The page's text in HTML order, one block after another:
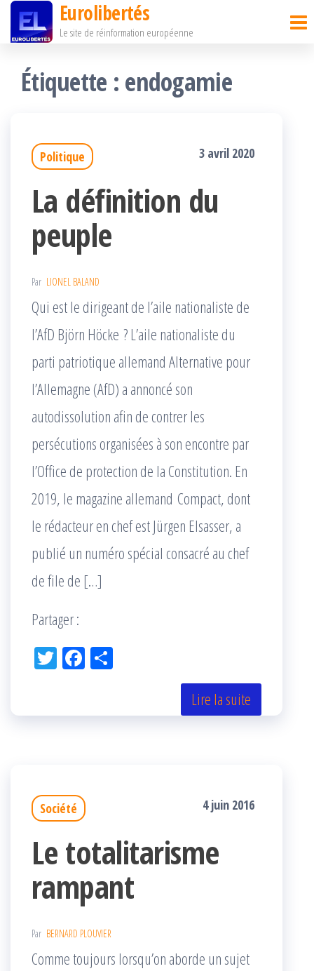
Passer
contenu
Eurolibertés
Le site de réinformation européenne
Étiquette : endogamie
Politique 3 avril 2020
La définition du
peuple
Par LIONEL BALAND
Qui est le dirigeant de l’aile nationaliste de
l’AfD Björn Höcke ? L’aile nationaliste du
parti patriotique allemand Alternative pour
l’Allemagne (AfD) a annoncé son
autodissolution afin de contrer les
persécutions organisées à son encontre par
l’Office de protection de la Constitution. En
2019, le magazine allemand Compact, dont
le rédacteur en chef est Jürgen Elsasser, a
publié un numéro spécial consacré au chef
de file de […]
Partager :
Tw Fac
k r
Lire la suite
Société 4 juin 2016
Le totalitarisme
rampant
Par BERNARD PLOUVIER
Comme toujours lorsqu’on aborde un sujet